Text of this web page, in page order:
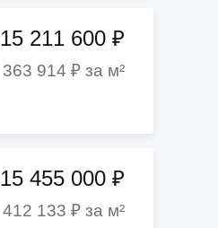
15 211 600 ₽
363 914 ₽ за м²
15 455 000 ₽
412 133 ₽ за м²